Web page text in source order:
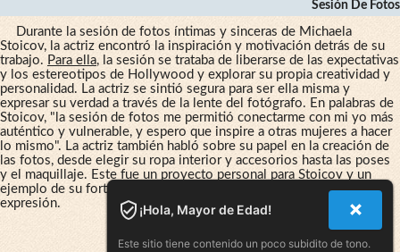
Sesión De Fotos
Durante la sesión de fotos íntimas y sinceras de Michaela
Stoicov, la actriz encontró la inspiración y motivación detrás de su
trabajo. Para ella, la sesión se trataba de liberarse de las expectativas
y los estereotipos de Hollywood y explorar su propia creatividad y
personalidad. La actriz se sintió segura para ser ella misma y
expresar su verdad a través de la lente del fotógrafo. En palabras de
Stoicov, "la sesión de fotos me permitió conectarme con mi yo más
auténtico y vulnerable, y espero que inspire a otras mujeres a hacer
lo mismo". La actriz también habló sobre su papel en la creación de
las fotos, desde elegir su ropa interior y accesorios hasta las poses
y el maquillaje. Este fue un proyecto personal para Stoicov y un
ejemplo de su fortaleza femenina y la importancia de la libertad de
expresión.
¡Hola, Mayor de Edad!
Este sitio tiene contenido un poco subidito de tono.